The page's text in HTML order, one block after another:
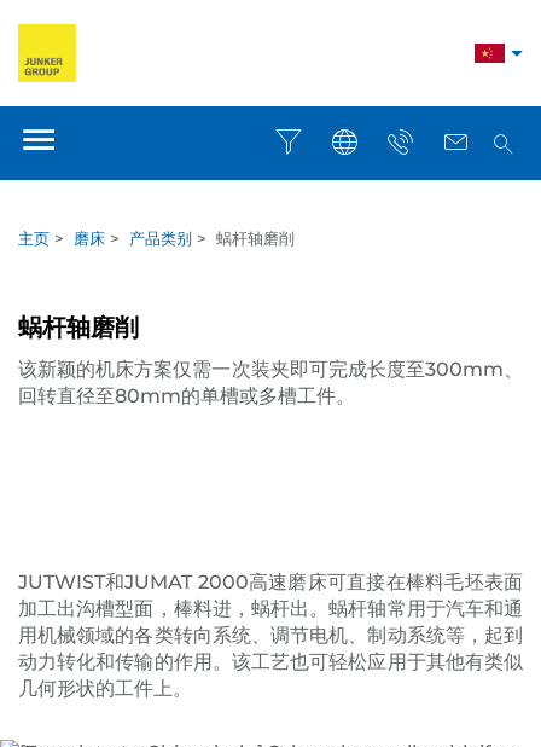
主页 > 磨床 > 产品类别 > 蜗杆轴磨削
蜗杆轴磨削
该新颖的机床方案仅需一次装夹即可完成长度至300mm、
回转直径至80mm的单槽或多槽工件。
JUTWIST和JUMAT 2000高速磨床可直接在棒料毛坯表面
加工出沟槽型面，棒料进，蜗杆出。蜗杆轴常用于汽车和通
用机械领域的各类转向系统、调节电机、制动系统等，起到
动力转化和传输的作用。该工艺也可轻松应用于其他有类似
几何形状的工件上。